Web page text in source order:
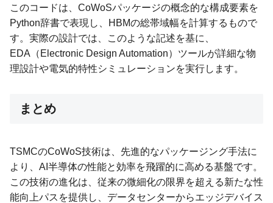
このコードは、CoWoSパッケージの概念的な構成要素を
Python辞書で表現し、HBMの総帯域幅を計算するもので
す。実際の設計では、このような記述を基に、
EDA（Electronic Design Automation）ツールが詳細な物
理設計や電気的特性シミュレーションを実行します。
まとめ
TSMCのCoWoS技術は、先進的なパッケージング手法に
より、AI半導体の性能と効率を飛躍的に高める基盤です。
この技術の進化は、従来の微細化の限界を超える新たな性
能向上パスを提供し、データセンターからエッジデバイス